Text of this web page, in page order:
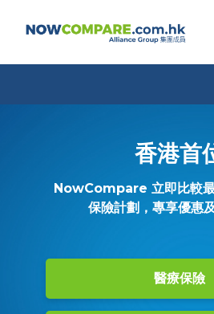
香港首
NowCompare 立即比較最
保險計劃，專享優惠
醫療保險